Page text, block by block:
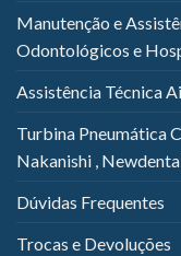
Manutenção e
Odontológicos e
Assistência Técnica
Turbina Pneumática
Nakanishi ,
Dúvidas Frequentes
Trocas e Devoluções